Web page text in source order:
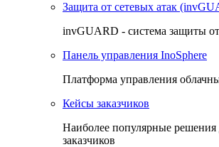
Защита от сетевых атак
invGUARD - система защиты
Панель управления InoSphere
Платформа управления
Кейсы заказчиков
Наиболее популярные
заказчиков